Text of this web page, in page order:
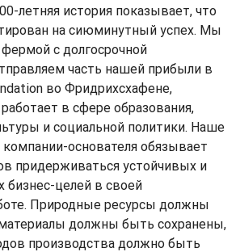
летняя история показывает, что
на сиюминутный успех. Мы
с долгосрочной
часть нашей прибыли в
во Фридрихсхафене,
в сфере образования,
и социальной политики. Наше
основателя обязывает
придерживаться устойчивых и
бизнес-целей в своей
Природные ресурсы должны
должны быть сохранены,
производства должно быть